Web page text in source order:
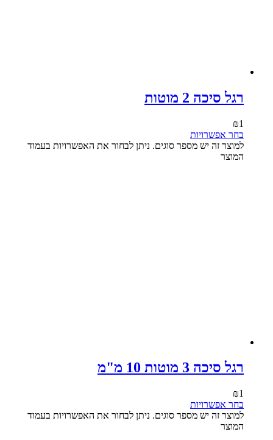
רגל סיכה 2 מוטות
₪1
בחר אפשרויות
למוצר זה יש מספר סוגים. ניתן לבחור את האפשרויות בעמוד
המוצר
רגל סיכה 3 מוטות 10 מ"מ
₪1
בחר אפשרויות
למוצר זה יש מספר סוגים. ניתן לבחור את האפשרויות בעמוד
המוצר